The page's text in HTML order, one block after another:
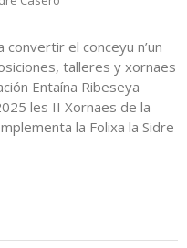
convertir el conceyu n’un
talleres y xornaes
Entaína Ribeseya
les II Xornaes de la
la Folixa la Sidre